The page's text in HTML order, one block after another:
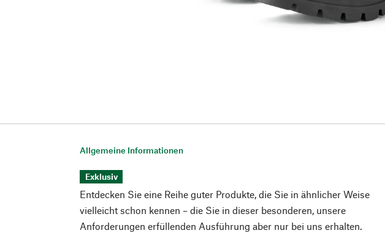
Allgemeine Informationen
Exklusiv
Entdecken Sie eine Reihe guter Produkte, die Sie in ähnlicher Weise
vielleicht schon kennen – die Sie in dieser besonderen, unsere
Anforderungen erfüllenden Ausführung aber nur bei uns erhalten.